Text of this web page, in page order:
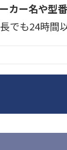
カー名や型
も24時間